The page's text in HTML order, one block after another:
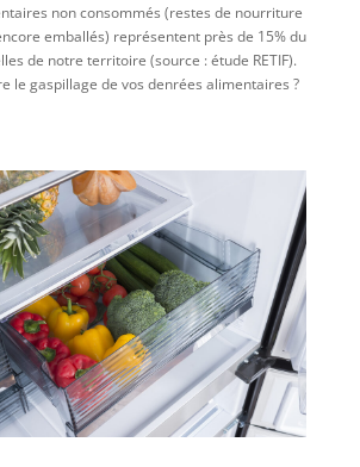
non consommés (restes de nourriture
emballés) représentent près de 15% du
de notre territoire (source : étude RETIF).
le gaspillage de vos denrées alimentaires ?